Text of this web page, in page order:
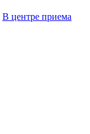
В центре приема